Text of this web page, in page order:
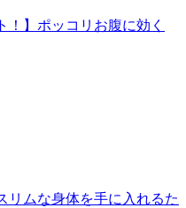
！】ポッコリお腹に効く
リムな身体を手に入れるた